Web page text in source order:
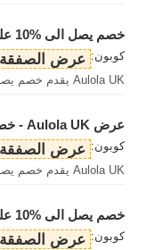
خصم يصل الى %10 على اكسسوارات للأيفون X
كوبون: عرض الصفقة
Aulola UK يقدم خصم يصل الى %10 على اكسسوارات للأيفون X.
عرض Aulola UK - خصم يصل الى %8
كوبون: عرض الصفقة
Aulola UK يقدم خصم يصل الى %8 على أغطية/كفرات ماك.
خصم يصل الى %10 على اكسسوارات سامسونج
كوبون: عرض الصفقة